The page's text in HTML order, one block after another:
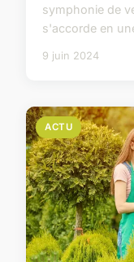
symphonie de
s'accorde en
9 juin 2024
ACTU